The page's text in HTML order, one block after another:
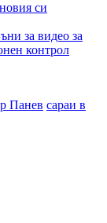
си
за видео за
контрол
Панев сараи в